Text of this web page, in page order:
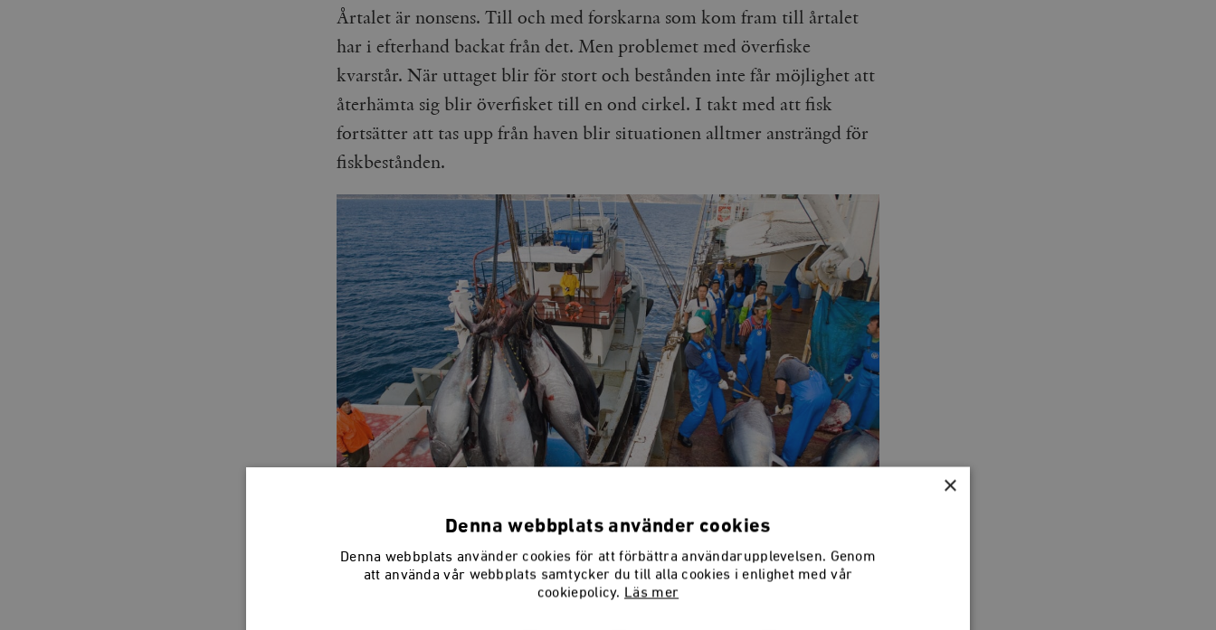
Årtalet är nonsens. Till och med forskarna som kom fram till årtalet
har i efterhand backat från det. Men problemet med överfiske
kvarstår. När uttaget blir för stort och bestånden inte får möjlighet att
återhämta sig blir överfisket till en ond cirkel. I takt med att fisk
fortsätter att tas upp från haven blir situationen alltmer ansträngd för
fiskbestånden.
Bestånden av blåfenad tonfisk har minskat kraftigt. Foto: Shutterstock
×
Denna webbplats använder cookies
Denna webbplats använder cookies för att förbättra användarupplevelsen. Genom
att använda vår webbplats samtycker du till alla cookies i enlighet med vår
cookiepolicy. Läs mer